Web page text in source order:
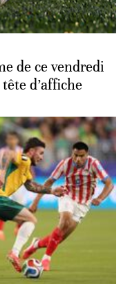
de ce vendredi
d’affiche